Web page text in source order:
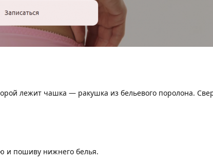
лежит чашка — ракушка из бельевого поролона.
и пошиву нижнего белья.